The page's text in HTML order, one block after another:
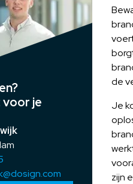
je
de
Je
zijn